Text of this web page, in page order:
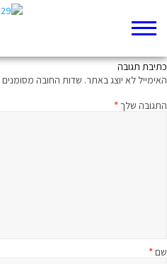
כתיבת תגובה
האימייל לא יוצג באתר. שדות החובה מסומנים
התגובה שלך*
שם*